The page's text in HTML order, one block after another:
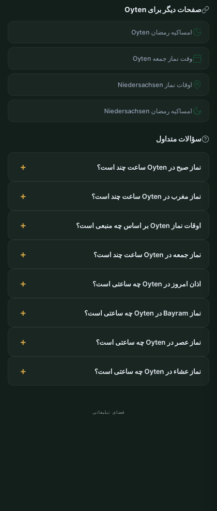
صفحات دیگر برای Oyten
امساکیه رمضان Oyten
وقت نماز جمعه Oyten
اوقات نماز Niedersachsen
امساکیه رمضان Niedersachsen
سؤالات متداول
نماز صبح در Oyten ساعت چند است؟
نماز مغرب در Oyten ساعت چند است؟
اوقات نماز Oyten بر اساس چه منبعی است؟
نماز جمعه در Oyten ساعت چند است؟
اذان امروز در Oyten چه ساعتی است؟
نماز Bayram در Oyten چه ساعتی است؟
نماز عصر در Oyten چه ساعتی است؟
نماز عشاء در Oyten چه ساعتی است؟
فضای تبلیغاتی